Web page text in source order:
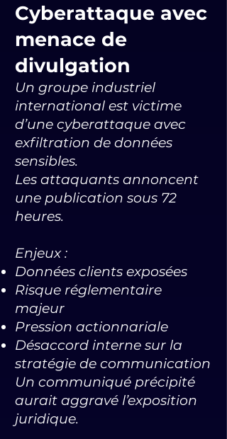
Cyberattaque avec
menace de
divulgation
Un groupe industriel
international est victime
d’une cyberattaque avec
exfiltration de données
sensibles.
Les attaquants annoncent
une publication sous 72
heures.
Enjeux :
Données clients exposées
Risque réglementaire
majeur
Pression actionnariale
Désaccord interne sur la
stratégie de communication
Un communiqué précipité
aurait aggravé l’exposition
juridique.